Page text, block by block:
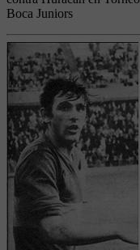
Boca Juniors